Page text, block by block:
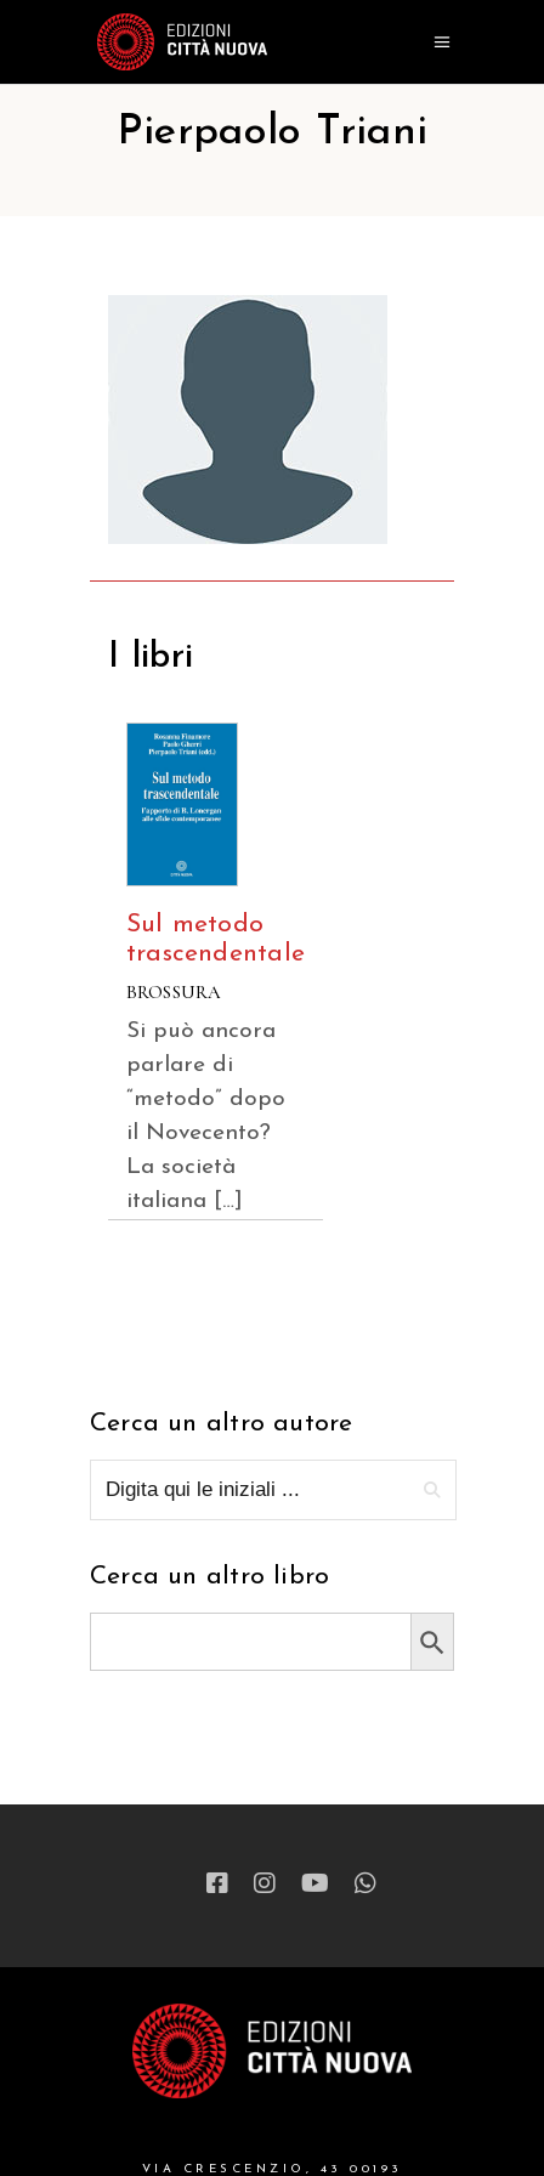
Pierpaolo Triani
I libri
Sul metodo
trascendentale
BROSSURA
Si può ancora
parlare di
“metodo” dopo
il Novecento?
La società
italiana […]
Cerca un altro autore
Cerca un altro libro
Search Button
VIA CRESCENZIO, 43 00193